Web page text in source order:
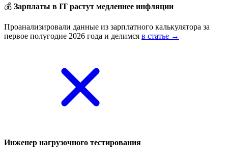
💰 Зарплаты в IT растут медленнее инфляции
Проанализировали данные из зарплатного калькулятора за
первое полугодие 2026 года и делимся в статье →
Инженер нагрузочного тестирования